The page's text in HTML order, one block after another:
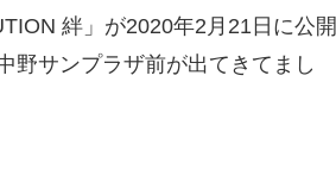
絆」が2020年2月21日に公開
野サンプラザ前が出てきてまし